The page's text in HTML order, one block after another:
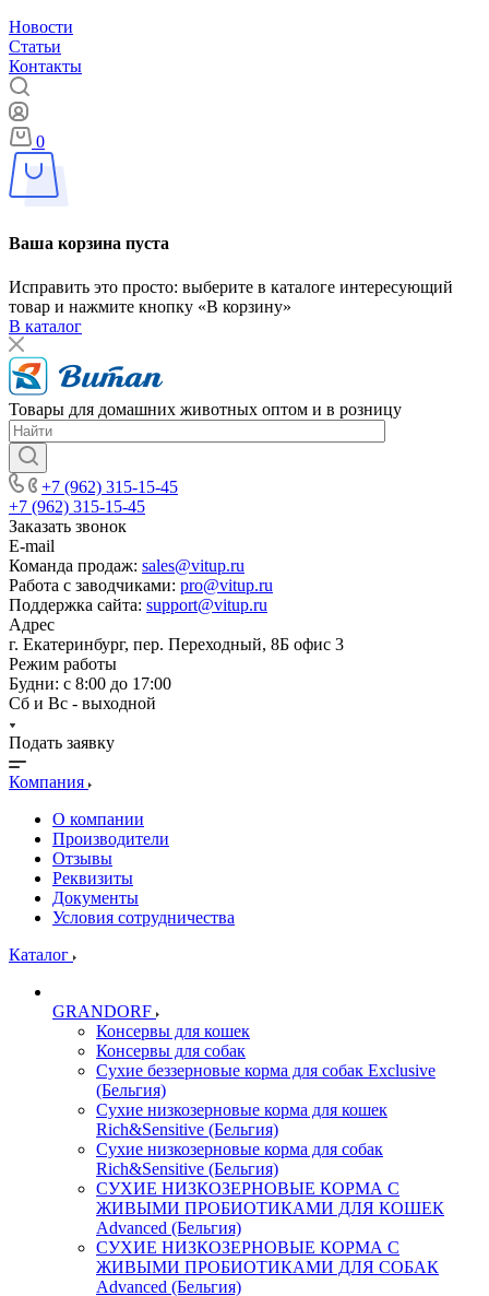
Новости
Статьи
Контакты
0
Ваша корзина пуста
Исправить это просто: выберите в каталоге интересующий
товар и нажмите кнопку «В корзину»
В каталог
Товары для домашних животных оптом и в розницу
+7 (962) 315-15-45
+7 (962) 315-15-45
Заказать звонок
E-mail
Команда продаж: sales@vitup.ru
Работа с заводчиками: pro@vitup.ru
Поддержка сайта: support@vitup.ru
Адрес
г. Екатеринбург, пер. Переходный, 8Б офис 3
Режим работы
Будни: с 8:00 до 17:00
Сб и Вс - выходной
Подать заявку
Компания
О компании
Производители
Отзывы
Реквизиты
Документы
Условия сотрудничества
Каталог
GRANDORF
Консервы для кошек
Консервы для собак
Сухие беззерновые корма для собак Exclusive
(Бельгия)
Сухие низкозерновые корма для кошек
Rich&Sensitive (Бельгия)
Сухие низкозерновые корма для собак
Rich&Sensitive (Бельгия)
СУХИЕ НИЗКОЗЕРНОВЫЕ КОРМА С
ЖИВЫМИ ПРОБИОТИКАМИ ДЛЯ КОШЕК
Advanced (Бельгия)
СУХИЕ НИЗКОЗЕРНОВЫЕ КОРМА С
ЖИВЫМИ ПРОБИОТИКАМИ ДЛЯ СОБАК
Advanced (Бельгия)